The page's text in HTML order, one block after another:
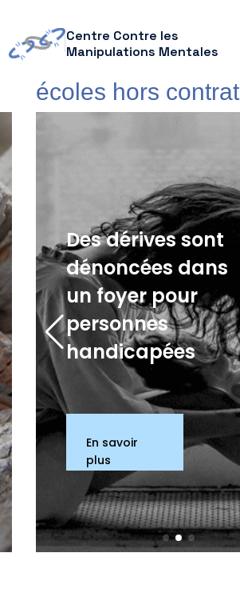
Centre Contre les
Manipulations Mentales
écoles hors contrat
Des dérives sont
dénoncées dans
un foyer pour
personnes
handicapées
En savoir
plus